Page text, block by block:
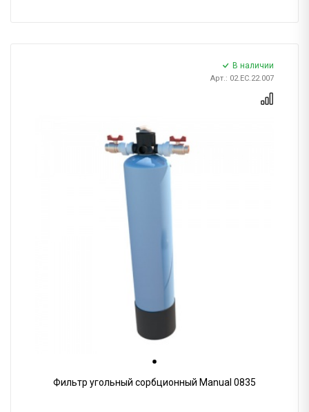
В наличии
Арт.: 02.EC.22.007
Фильтр угольный сорбционный Manual 0835